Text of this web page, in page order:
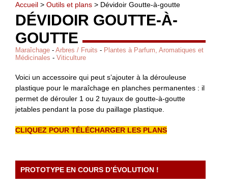
Accueil > Outils et plans > Dévidoir Goutte-à-goutte
DÉVIDOIR GOUTTE-À-
GOUTTE
Maraîchage - Arbres / Fruits - Plantes à Parfum, Aromatiques et
Médicinales - Viticulture
Voici un accessoire qui peut s’ajouter à la dérouleuse
plastique pour le maraîchage en planches permanentes : il
permet de dérouler 1 ou 2 tuyaux de goutte-à-goutte
jetables pendant la pose du paillage plastique.
CLIQUEZ POUR TÉLÉCHARGER LES PLANS
PROTOTYPE EN COURS D’ÉVOLUTION !